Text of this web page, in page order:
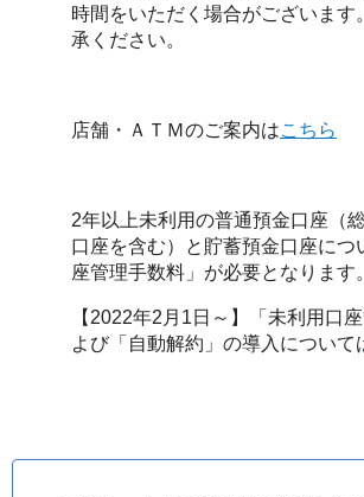
時間をいただく場合がございます
承ください。
店舗・ＡＴＭのご案内はこちら
2年以上未利用の普通預金口座（
口座を含む）と貯蓄預金口座につ
座管理手数料」が必要となります。
【2022年2月1日～】「未利用口
よび「自動解約」の導入について